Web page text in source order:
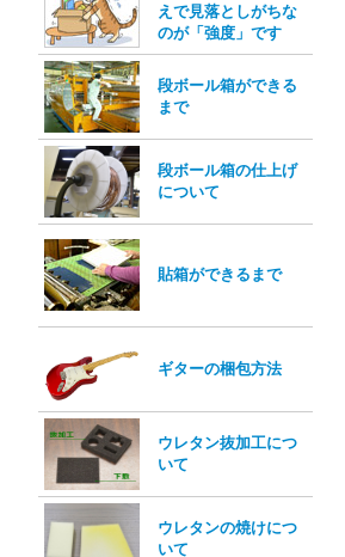
えで見落としがちな
のが「強度」です
段ボール箱ができる
まで
段ボール箱の仕上げ
について
貼箱ができるまで
ギターの梱包方法
ウレタン抜加工につ
いて
ウレタンの焼けにつ
いて